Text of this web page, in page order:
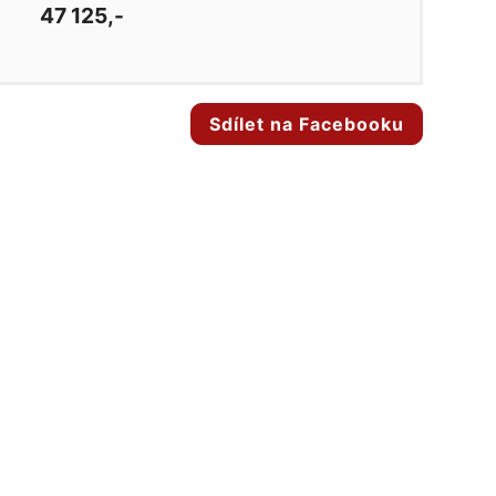
47 125,-
Sdílet na Facebooku